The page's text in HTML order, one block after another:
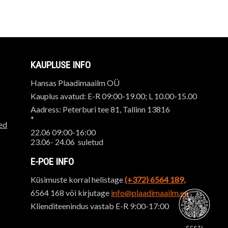
KAUPLUSE INFO
Hansas Plaadimaailm OÜ
Kauplus avatud: E-R 09:00-19.00; L 10.00-15.00
Aadress: Peterburi tee 81, Tallinn 13816
*
22.06 09:00-16:00
23.06- 24.06 suletud
E-POE INFO
Küsimuste korral helistage(+372) 6564 189,
6564 168 või kirjutage info@plaadimaailm.ee
Klienditeenindus vastab E-R 9:00-17:00